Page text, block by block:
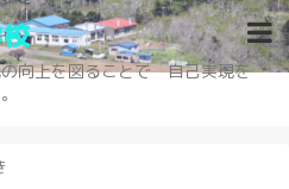
向上を図ることで 自己実現を